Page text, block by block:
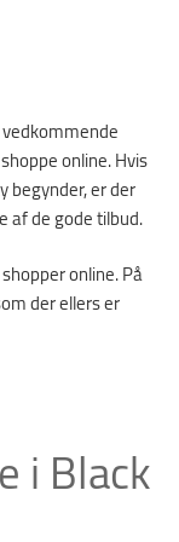
online. Hvis
begynder, er der
af de gode tilbud.
online. På
der ellers er
i Black